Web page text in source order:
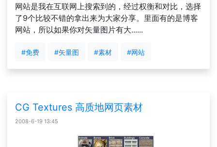
网站是我在互联网上搜索到的，经过权衡和对比，选择
了9个比较不错的拿出来为大家分享。里面有的是博客
网站，所以如果你对矢量图片有大......
#免费 #矢量图 #素材 #网站
CG Textures 高质地网页素材
2008-6-19 13:45